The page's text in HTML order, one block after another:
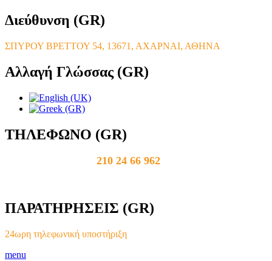
Διεύθυνση (GR)
ΣΠΥΡΟΥ ΒΡΕΤΤΟΥ 54, 13671, ΑΧΑΡΝΑΙ, ΑΘΗΝΑ
Αλλαγή Γλώσσας (GR)
ΤΗΛΕΦΩΝΟ (GR)
210 24 66 962
ΠΑΡΑΤΗΡΗΣΕΙΣ (GR)
24ωρη τηλεφωνική υποστήριξη
menu